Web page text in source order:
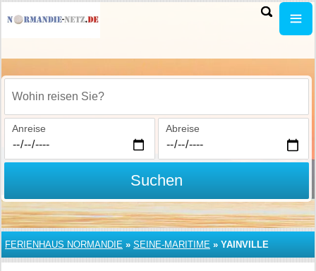
Wohin reisen Sie?
Anreise Abreise
Suchen
FERIENHAUS NORMANDIE » SEINE-MARITIME » YAINVILLE